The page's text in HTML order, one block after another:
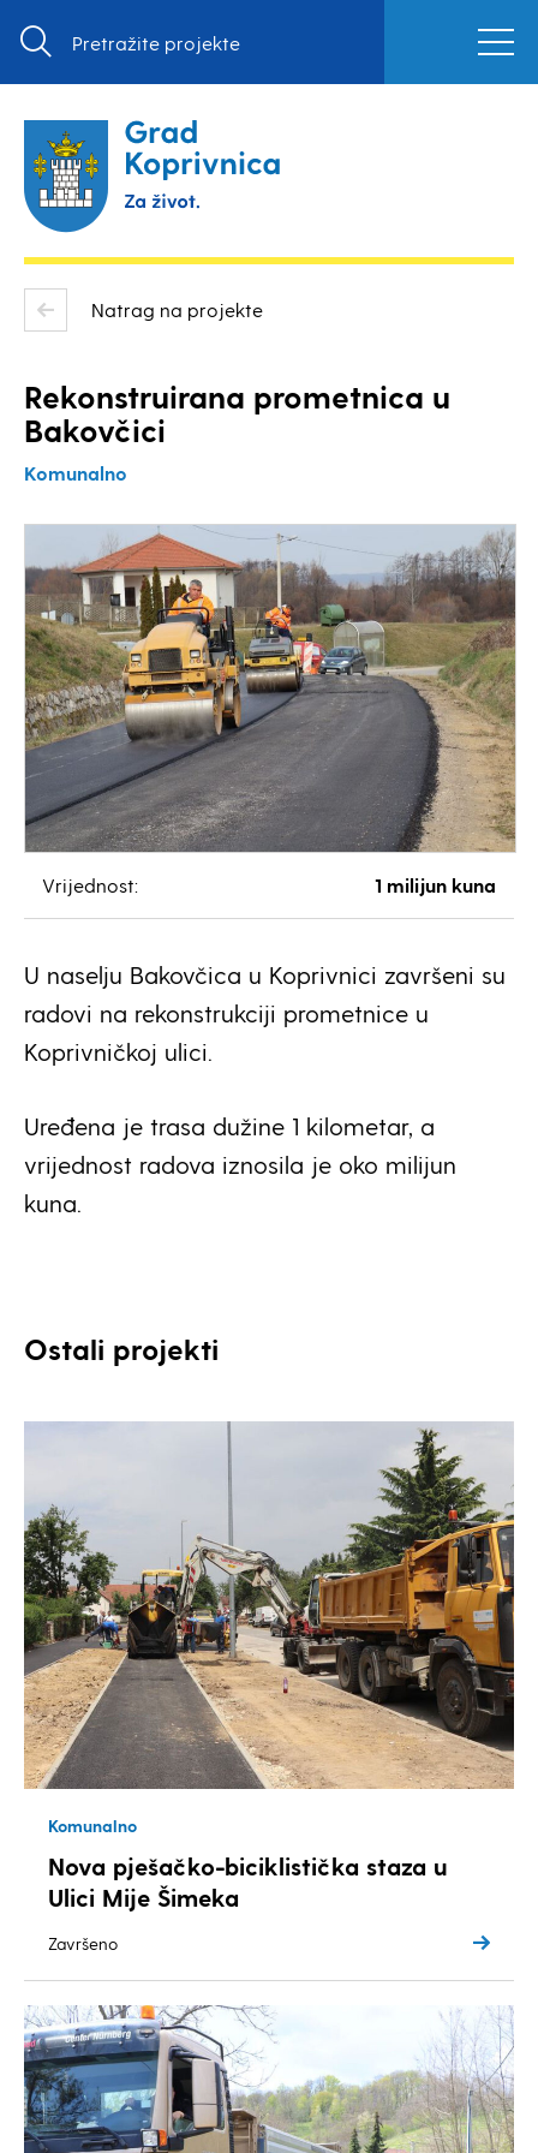
Natrag na projekte
Rekonstruirana prometnica u
Bakovčici
Komunalno
Vrijednost: 1 milijun kuna
U naselju Bakovčica u Koprivnici završeni su
radovi na rekonstrukciji prometnice u
Koprivničkoj ulici.
Uređena je trasa dužine 1 kilometar, a
vrijednost radova iznosila je oko milijun
kuna.
Ostali projekti
Komunalno
Nova pješačko-biciklistička staza u
Ulici Mije Šimeka
Završeno